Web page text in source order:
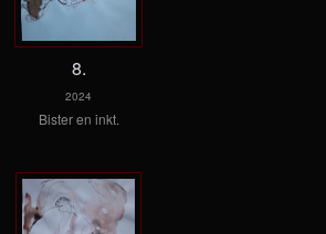
8.
2024
Bister en inkt.